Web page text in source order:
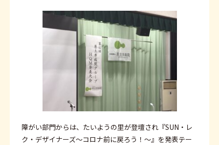
障がい部門からは、たいようの里が登壇され『SUN・レ
ク・デザイナーズ～コロナ前に戻ろう！～』を発表テー